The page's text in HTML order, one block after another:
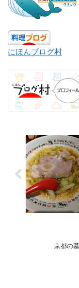
にほんブログ村
京都の